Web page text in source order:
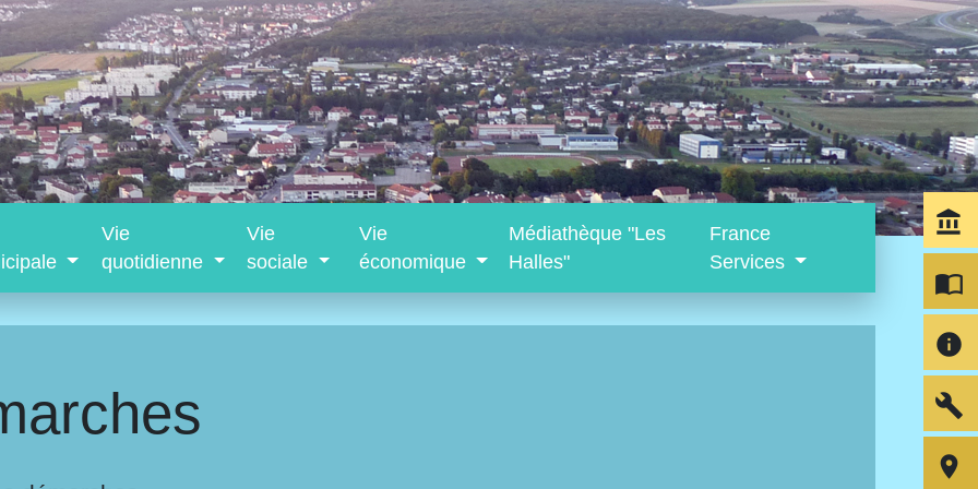
Vie
quotidienne
Vie
sociale
Vie
économique
Médiathèque "Les
Halles"
France
Services
account_balance
import_contacts
info
build
room